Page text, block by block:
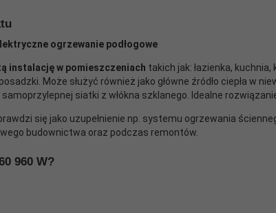
ogrzewanie podłogowe
instalację w pomieszczeniach takich jak: łazienka, kuchnia,
Może służyć również jako główne źródło ciepła w
siatki z włókna szklanego. Idealne
się jako uzupełnienie np. systemu ogrzewania
budownictwa oraz podczas remontów.
960 W?
produktu.
z wymaganymi przepisami.